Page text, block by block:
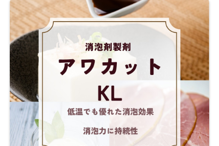
きます。